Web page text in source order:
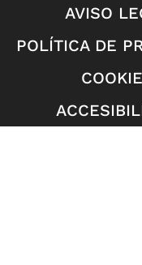
AVISO
POLÍTICA DE